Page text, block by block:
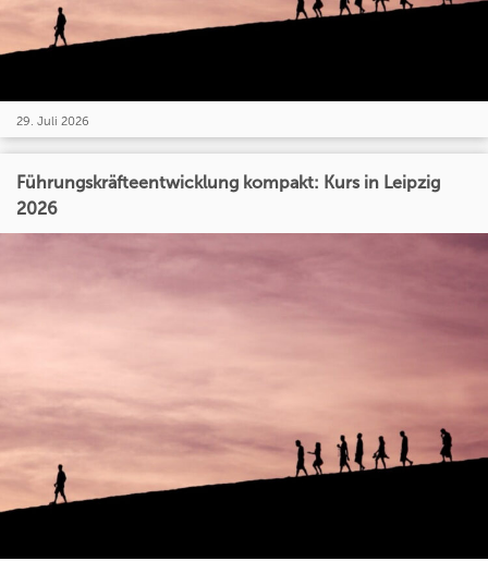
29. Juli 2026
Führungskräfteentwicklung kompakt: Kurs in Leipzig
2026